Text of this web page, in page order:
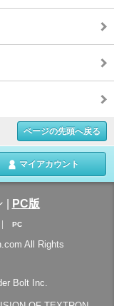
ページの先頭へ戻る
マイアカウント
PC版
PC
All Rights
Bolt Inc.